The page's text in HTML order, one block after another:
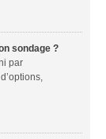
sondage ?
par